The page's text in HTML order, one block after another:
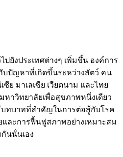
ยังประเทศต่างๆ เพิ่มขึ้น องค์การ
บปัญหาที่เกิดขึ้นระหว่างสัตว์ คน
ย มาเลเซีย เวียตนาม และไทย
าวิทยาลัยเพื่อสุขภาพหนึ่งเดียว
บทบาทที่สำคัญในการต่อสู้กับโรค
ละการฟื้นฟูสภาพอย่างเหมาะสม
นนั่นเอง